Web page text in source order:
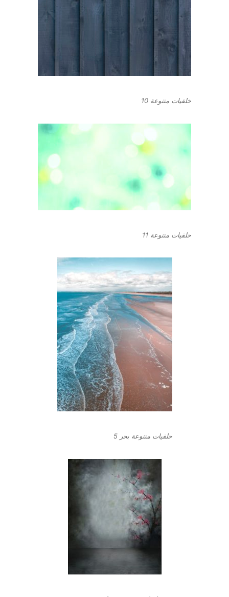
خلفيات متنوعة 10
خلفيات متنوعة 11
خلفيات متنوعة بحر 5